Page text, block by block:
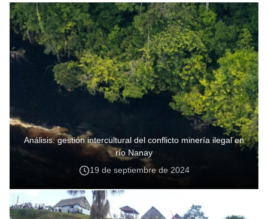
Análisis: gestión intercultural del conflicto minería ilegal en
río Nanay
19 de septiembre de 2024